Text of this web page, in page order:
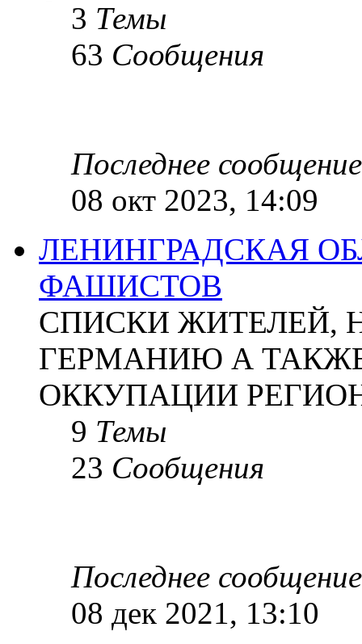
3 Темы
63 Сообщения
Последнее сообщение
08 окт 2023, 14:09
ЛЕНИНГРАДСКАЯ
ФАШИСТОВ
СПИСКИ ЖИТЕЛЕЙ,
ГЕРМАНИЮ А
ОККУПАЦИИ
9 Темы
23 Сообщения
Последнее сообщение
08 дек 2021, 13:10